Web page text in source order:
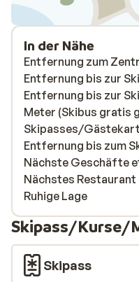
In der Nähe
Entfernung zum
Entfernung bis zur
Entfernung bis zur
Meter (Skibus gratis
Skipasses/
Entfernung bis zum
Nächste Geschäfte
Nächstes Restaurant
Ruhige Lage
Skipass/Kurse/
Skipass